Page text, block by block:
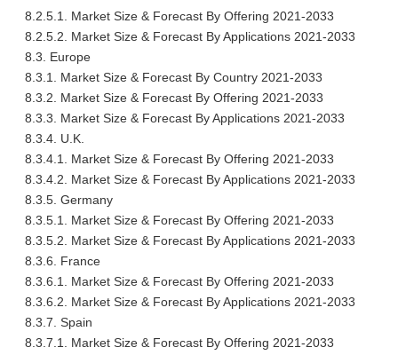
8.2.5.1. Market Size & Forecast By Offering 2021-2033
8.2.5.2. Market Size & Forecast By Applications 2021-2033
8.3. Europe
8.3.1. Market Size & Forecast By Country 2021-2033
8.3.2. Market Size & Forecast By Offering 2021-2033
8.3.3. Market Size & Forecast By Applications 2021-2033
8.3.4. U.K.
8.3.4.1. Market Size & Forecast By Offering 2021-2033
8.3.4.2. Market Size & Forecast By Applications 2021-2033
8.3.5. Germany
8.3.5.1. Market Size & Forecast By Offering 2021-2033
8.3.5.2. Market Size & Forecast By Applications 2021-2033
8.3.6. France
8.3.6.1. Market Size & Forecast By Offering 2021-2033
8.3.6.2. Market Size & Forecast By Applications 2021-2033
8.3.7. Spain
8.3.7.1. Market Size & Forecast By Offering 2021-2033